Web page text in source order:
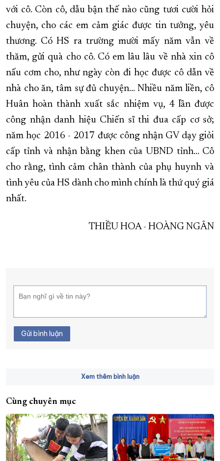
với cô. Còn cô, dẫu bận thế nào cũng tươi cười hỏi
chuyện, cho các em cảm giác được tin tưởng, yêu
thương. Có HS ra trường mười mấy năm vẫn về
thăm, gửi quà cho cô. Có em lâu lâu về nhà xin cô
nấu cơm cho, như ngày còn đi học được cô dẫn về
nhà cho ăn, tâm sự đủ chuyện… Nhiều năm liền, cô
Huân hoàn thành xuất sắc nhiệm vụ, 4 lần được
công nhận danh hiệu Chiến sĩ thi đua cấp cơ sở;
năm học 2016 - 2017 được công nhận GV dạy giỏi
cấp tỉnh và nhận bằng khen của UBND tỉnh... Cô
cho rằng, tình cảm chân thành của phụ huynh và
tình yêu của HS dành cho mình chính là thứ quý giá
nhất.
THIỀU HOA - HOÀNG NGÂN
Gửi bình luận
Xem thêm bình luận
Cùng chuyên mục